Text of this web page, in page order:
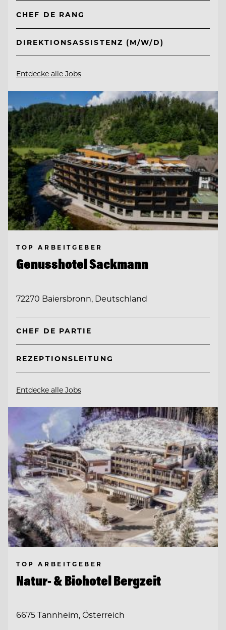
CHEF DE RANG
DIREKTIONSASSISTENZ (M/W/D)
Entdecke alle Jobs
TOP ARBEITGEBER
Genusshotel Sackmann
72270 Baiersbronn, Deutschland
CHEF DE PARTIE
REZEPTIONSLEITUNG
Entdecke alle Jobs
TOP ARBEITGEBER
Natur- & Biohotel Bergzeit
6675 Tannheim, Österreich